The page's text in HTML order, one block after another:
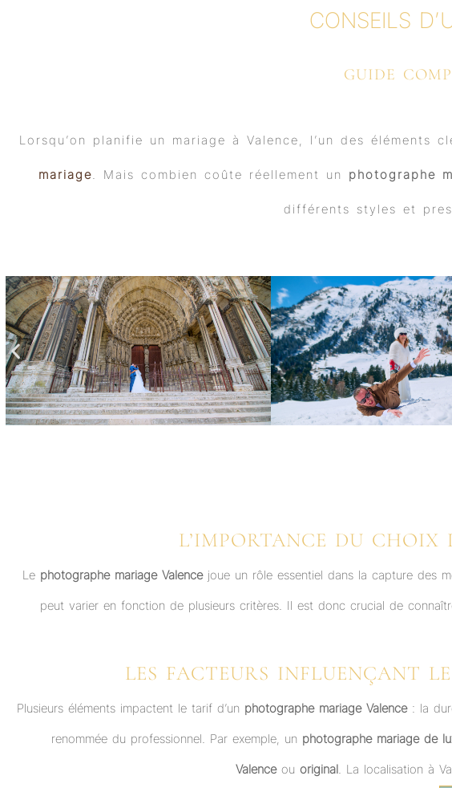
CONSEILS
GUIDE
Lorsqu’on planifie un mariage à Valence, l’un des
mariage. Mais combien coûte réellement un photographe
différents styles et
L’IMPORTANCE DU
Le photographe mariage Valencejoue un rôle essentiel dans la capture des
peut varier en fonction de plusieurs critères. Il est donc crucial de
LES FACTEURS INFLUENÇANT
Plusieurs éléments impactent le tarif d’un photographe mariage Valence: la
renommée du professionnel. Par exemple, un photographe mariage de
Valenceou original. La localisation à